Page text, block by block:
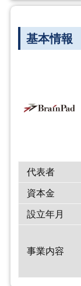
基本情報
代表者
資本金
設立年月
事業内容